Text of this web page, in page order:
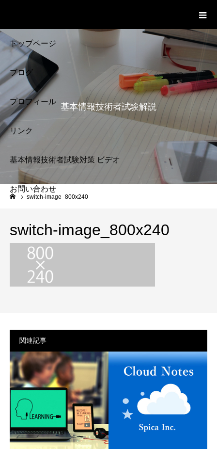
トップページ
ブログ
プロフィール
リンク
基本情報技術者試験対策 ビデオ
お問い合わせ
基本情報技術者試験
基本情報技術者試験解説
switch-image_800x240
switch-image_800x240
関連記事